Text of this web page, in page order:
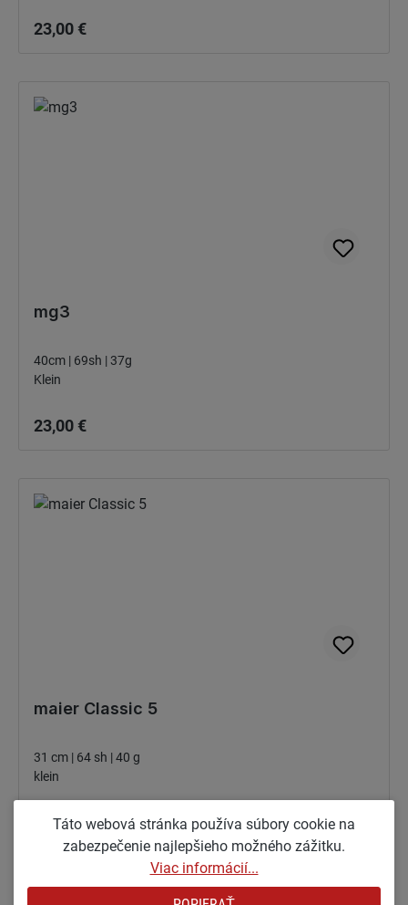
23,00 €
mg3
40cm | 69sh | 37g
Klein
23,00 €
maier Classic 5
31 cm | 64 sh | 40 g
klein
Bežná cena:
23,00 €
Táto webová stránka používa súbory cookie na
zabezpečenie najlepšieho možného zážitku.
Viac informácií...